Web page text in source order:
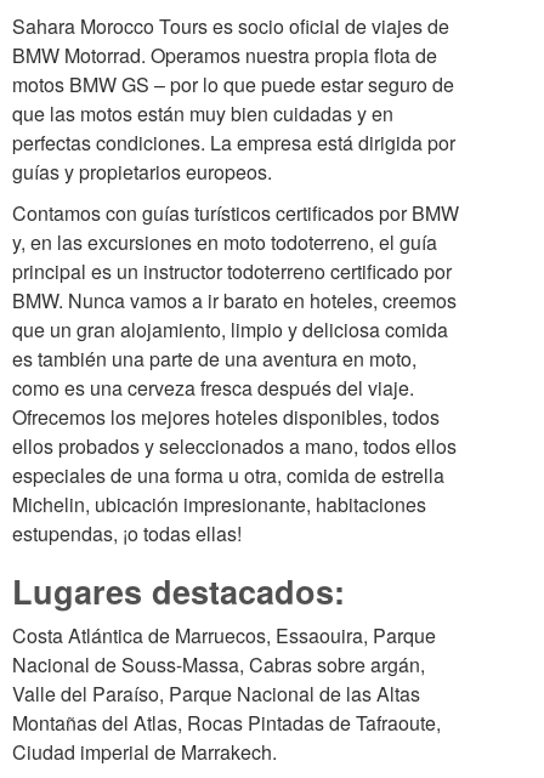
Sahara Morocco Tours es socio oficial de viajes de
BMW Motorrad. Operamos nuestra propia flota de
motos BMW GS – por lo que puede estar seguro de
que las motos están muy bien cuidadas y en
perfectas condiciones. La empresa está dirigida por
guías y propietarios europeos.
Contamos con guías turísticos certificados por BMW
y, en las excursiones en moto todoterreno, el guía
principal es un instructor todoterreno certificado por
BMW. Nunca vamos a ir barato en hoteles, creemos
que un gran alojamiento, limpio y deliciosa comida
es también una parte de una aventura en moto,
como es una cerveza fresca después del viaje.
Ofrecemos los mejores hoteles disponibles, todos
ellos probados y seleccionados a mano, todos ellos
especiales de una forma u otra, comida de estrella
Michelin, ubicación impresionante, habitaciones
estupendas, ¡o todas ellas!
Lugares destacados:
Costa Atlántica de Marruecos, Essaouira, Parque
Nacional de Souss-Massa, Cabras sobre argán,
Valle del Paraíso, Parque Nacional de las Altas
Montañas del Atlas, Rocas Pintadas de Tafraoute,
Ciudad imperial de Marrakech.